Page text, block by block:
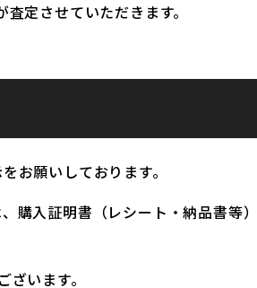
定させていただきます。
お願いしております。
購入証明書（レシート・納品書
います。